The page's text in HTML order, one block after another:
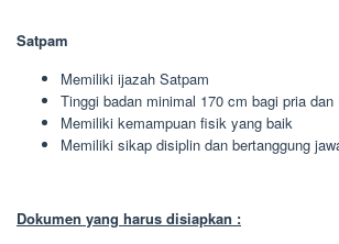
Satpam
Memiliki ijazah Satpam
Tinggi badan minimal 170 cm bagi pria
Memiliki kemampuan fisik yang baik
Memiliki sikap disiplin dan bertanggung
Dokumen yang harus disiapkan :